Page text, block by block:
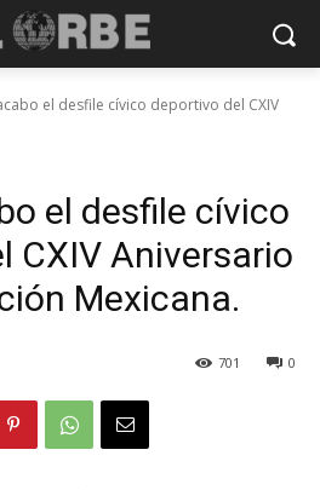
el desfile cívico deportivo del CXIV
el desfile cívico
CXIV Aniversario
Mexicana.
0
701